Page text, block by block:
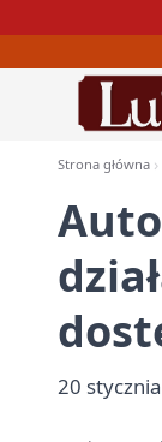
Strona główna
20